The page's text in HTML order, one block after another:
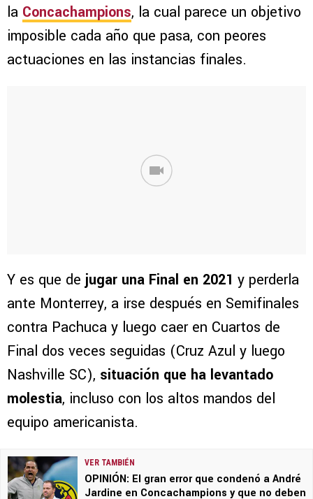
la Concachampions, la cual parece un objetivo
imposible cada año que pasa, con peores
actuaciones en las instancias finales.
Y es que de jugar una Final en 2021 y perderla
ante Monterrey, a irse después en Semifinales
contra Pachuca y luego caer en Cuartos de
Final dos veces seguidas (Cruz Azul y luego
Nashville SC), situación que ha levantado
molestia, incluso con los altos mandos del
equipo americanista.
VER TAMBIÉN
OPINIÓN: El gran error que condenó a André
Jardine en Concachampions y que no deben